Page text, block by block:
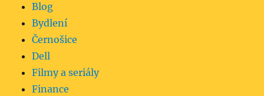
Blog
Bydlení
Černošice
Dell
Filmy a seriály
Finance